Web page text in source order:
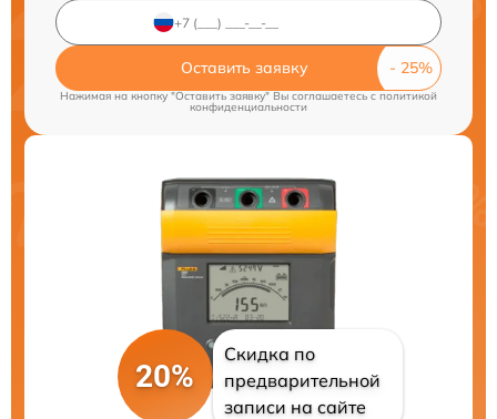
Оставить заявку
Нажимая на кнопку "Оставить заявку" Вы соглашаетесь cполитикой
конфиденциальности
20%
Скидка по
предварительной
записи на сайте